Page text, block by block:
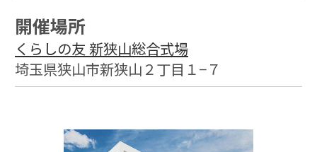
開催場所
くらしの友 新狭山総合式場
埼玉県狭山市新狭山２丁目１−７